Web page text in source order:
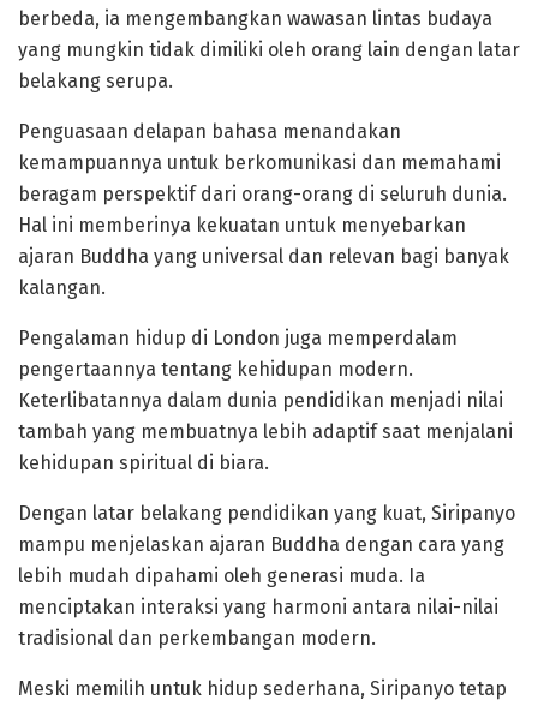
berbeda, ia mengembangkan wawasan lintas budaya
yang mungkin tidak dimiliki oleh orang lain dengan latar
belakang serupa.
Penguasaan delapan bahasa menandakan
kemampuannya untuk berkomunikasi dan memahami
beragam perspektif dari orang-orang di seluruh dunia.
Hal ini memberinya kekuatan untuk menyebarkan
ajaran Buddha yang universal dan relevan bagi banyak
kalangan.
Pengalaman hidup di London juga memperdalam
pengertaannya tentang kehidupan modern.
Keterlibatannya dalam dunia pendidikan menjadi nilai
tambah yang membuatnya lebih adaptif saat menjalani
kehidupan spiritual di biara.
Dengan latar belakang pendidikan yang kuat, Siripanyo
mampu menjelaskan ajaran Buddha dengan cara yang
lebih mudah dipahami oleh generasi muda. Ia
menciptakan interaksi yang harmoni antara nilai-nilai
tradisional dan perkembangan modern.
Meski memilih untuk hidup sederhana, Siripanyo tetap